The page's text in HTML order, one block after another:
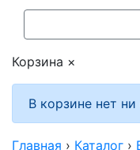
Корзина ×
В корзине нет
Главная › Каталог ›